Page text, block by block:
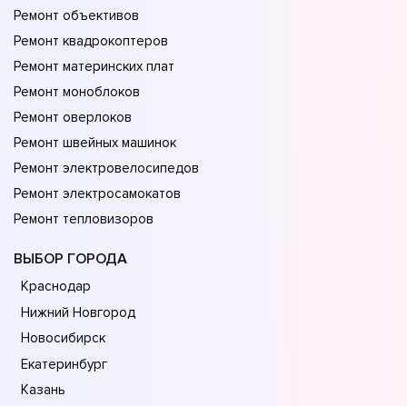
Ремонт объективов
Ремонт квадрокоптеров
Ремонт материнских плат
Ремонт моноблоков
Ремонт оверлоков
Ремонт швейных машинок
Ремонт электровелосипедов
Ремонт электросамокатов
Ремонт тепловизоров
ВЫБОР ГОРОДА
Краснодар
Нижний Новгород
Новосибирск
Екатеринбург
Казань